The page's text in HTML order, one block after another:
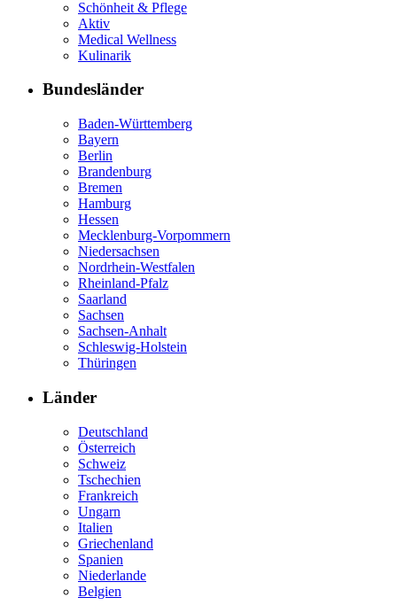
Schönheit & Pflege
Aktiv
Medical Wellness
Kulinarik
Bundesländer
Baden-Württemberg
Bayern
Berlin
Brandenburg
Bremen
Hamburg
Hessen
Mecklenburg-Vorpommern
Niedersachsen
Nordrhein-Westfalen
Rheinland-Pfalz
Saarland
Sachsen
Sachsen-Anhalt
Schleswig-Holstein
Thüringen
Länder
Deutschland
Österreich
Schweiz
Tschechien
Frankreich
Ungarn
Italien
Griechenland
Spanien
Niederlande
Belgien